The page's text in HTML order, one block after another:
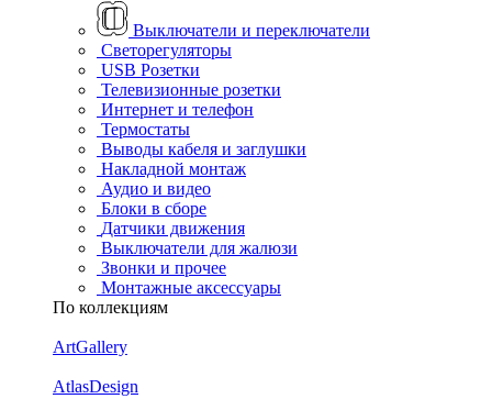
Выключатели и переключатели
Светорегуляторы
USB Розетки
Телевизионные розетки
Интернет и телефон
Термостаты
Выводы кабеля и заглушки
Накладной монтаж
Аудио и видео
Блоки в сборе
Датчики движения
Выключатели для жалюзи
Звонки и прочее
Монтажные аксессуары
По коллекциям
ArtGallery
AtlasDesign